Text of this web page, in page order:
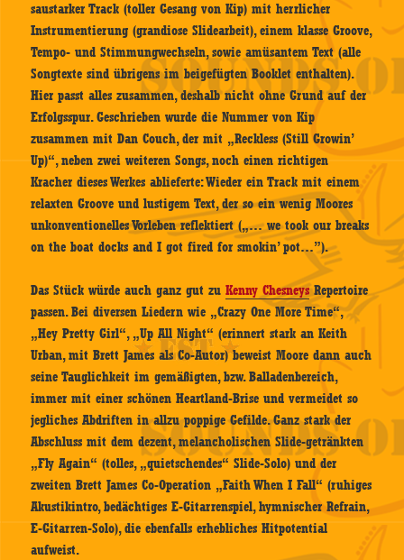
saustarker Track (toller Gesang von Kip) mit herrlicher
Instrumentierung (grandiose Slidearbeit), einem klasse Groove,
Tempo- und Stimmungwechseln, sowie amüsantem Text (alle
Songtexte sind übrigens im beigefügten Booklet enthalten).
Hier passt alles zusammen, deshalb nicht ohne Grund auf der
Erfolgsspur. Geschrieben wurde die Nummer von Kip
zusammen mit Dan Couch, der mit „Reckless (Still Growin’
Up)“, neben zwei weiteren Songs, noch einen richtigen
Kracher dieses Werkes ablieferte: Wieder ein Track mit einem
relaxten Groove und lustigem Text, der so ein wenig Moores
unkonventionelles Vorleben reflektiert („… we took our breaks
on the boat docks and I got fired for smokin’ pot…”).
Das Stück würde auch ganz gut zuKenny ChesneysRepertoire
passen. Bei diversen Liedern wie „Crazy One More Time“,
„Hey Pretty Girl“, „Up All Night“ (erinnert stark an Keith
Urban, mit Brett James als Co-Autor) beweist Moore dann auch
seine Tauglichkeit im gemäßigten, bzw. Balladenbereich,
immer mit einer schönen Heartland-Brise und vermeidet so
jegliches Abdriften in allzu poppige Gefilde. Ganz stark der
Abschluss mit dem dezent, melancholischen Slide-getränkten
„Fly Again“ (tolles, „quietschendes“ Slide-Solo) und der
zweiten Brett James Co-Operation „Faith When I Fall“ (ruhiges
Akustikintro, bedächtiges E-Gitarrenspiel, hymnischer Refrain,
E-Gitarren-Solo), die ebenfalls erhebliches Hitpotential
aufweist.